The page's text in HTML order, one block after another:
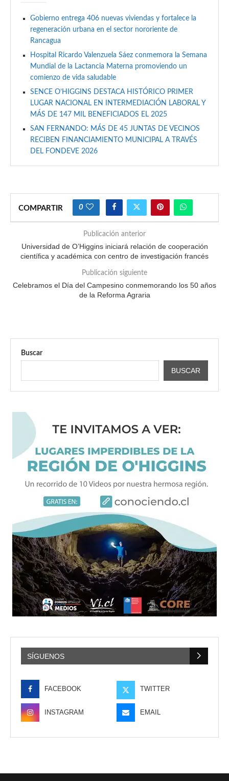
Gobierno entrega 406 nuevas viviendas y fortalece la
regeneración urbana en el sector nororiente de
Rancagua
Hospital Ricardo Valenzuela Sáez conmemora la Semana
Mundial de la Lactancia Materna promoviendo un
comienzo de vida saludable
SENCE O’HIGGINS DESTACA HISTÓRICO PRIMER
LUGAR NACIONAL EN INTERMEDIACIÓN LABORAL Y
MÁS DE 147 MIL BENEFICIADOS EL 2025
SAN FERNANDO: MÁS DE 45 JUNTAS DE VECINOS
RECIBEN FINANCIAMIENTO MUNICIPAL A TRAVÉS
DEL FONDEVE 2026
COMPARTIR 0
Publicación anterior
Universidad de O’Higgins iniciará relación de cooperación
científica y académica con centro de investigación francés
Publicación siguiente
Celebramos el Día del Campesino conmemorando los 50 años
de la Reforma Agraria
Buscar
BUSCAR
SÍGUENOS
FACEBOOK TWITTER
INSTAGRAM EMAIL